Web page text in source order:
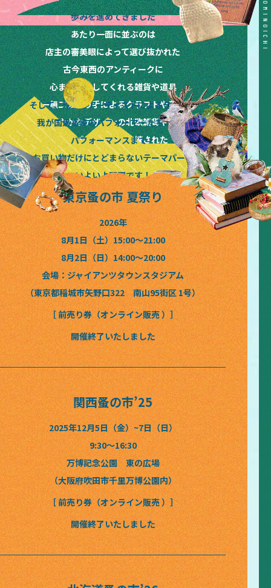
歩みを進めてきました
あたり一面に並ぶのは
店主の審美眼によって選び抜かれた
古今東西のアンティークに
心まで満たしてくれる雑貨や道具
唯一無二の作り手によるクラフトやアート
晴れやかなデザインの北欧雑貨や花々
味もパッケージも洗練された
絶品フードやドリンクなど
そして、珠玉のアーティストによるライブと
我が国最高峰のパフォーマーたちによる
パフォーマンスまで！
お買い物だけにとどまらないテーマパーク
いよいよ開園です！
東京蚤の市 夏祭り
2026年
8月1日（土）15:00〜21:00
8月2日（日）14:00〜20:00
会場：ジャイアンツタウンスタジアム
（東京都稲城市矢野口322 南山95街区 1号）
［ 前売り券（オンライン販売 ）］
開催終了いたしました
関西蚤の市’25
2025年12月5日（金）~7日（日）
9:30〜16:30
万博記念公園 東の広場
（大阪府吹田市千里万博公園内）
［ 前売り券（オンライン販売 ）］
開催終了いたしました